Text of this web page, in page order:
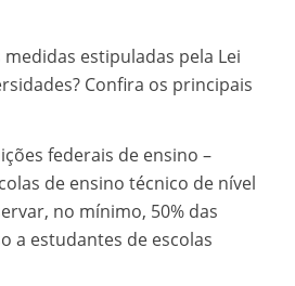
medidas estipuladas pela Lei
Confira os principais
federais de ensino –
de ensino técnico de nível
no mínimo, 50% das
a estudantes de escolas